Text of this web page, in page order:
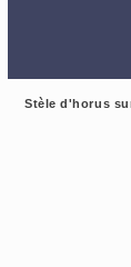
Stèle d'horus